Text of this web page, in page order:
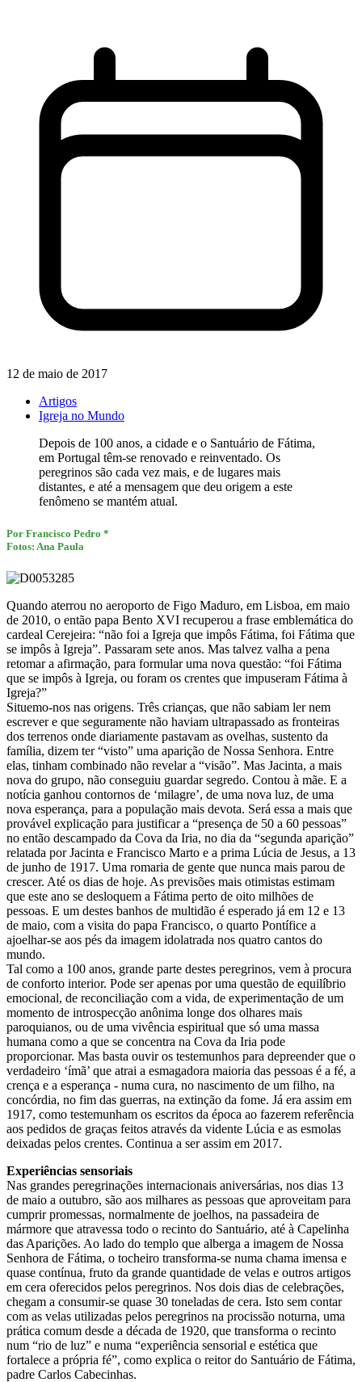
12 de maio de 2017
Artigos
Igreja no Mundo
Depois de 100 anos, a cidade e o Santuário de Fátima,
em Portugal têm-se renovado e reinventado. Os
peregrinos são cada vez mais, e de lugares mais
distantes, e até a mensagem que deu origem a este
fenômeno se mantém atual.
Por Francisco Pedro *
Fotos: Ana Paula
Quando aterrou no aeroporto de Figo Maduro, em Lisboa, em maio
de 2010, o então papa Bento XVI recuperou a frase emblemática do
cardeal Cerejeira: “não foi a Igreja que impôs Fátima, foi Fátima que
se impôs à Igreja”. Passaram sete anos. Mas talvez valha a pena
retomar a afirmação, para formular uma nova questão: “foi Fátima
que se impôs à Igreja, ou foram os crentes que impuseram Fátima à
Igreja?”
Situemo-nos nas origens. Três crianças, que não sabiam ler nem
escrever e que seguramente não haviam ultrapassado as fronteiras
dos terrenos onde diariamente pastavam as ovelhas, sustento da
família, dizem ter “visto” uma aparição de Nossa Senhora. Entre
elas, tinham combinado não revelar a “visão”. Mas Jacinta, a mais
nova do grupo, não conseguiu guardar segredo. Contou à mãe. E a
notícia ganhou contornos de ‘milagre’, de uma nova luz, de uma
nova esperança, para a população mais devota. Será essa a mais que
provável explicação para justificar a “presença de 50 a 60 pessoas”
no então descampado da Cova da Iria, no dia da “segunda aparição”
relatada por Jacinta e Francisco Marto e a prima Lúcia de Jesus, a 13
de junho de 1917. Uma romaria de gente que nunca mais parou de
crescer. Até os dias de hoje. As previsões mais otimistas estimam
que este ano se desloquem a Fátima perto de oito milhões de
pessoas. E um destes banhos de multidão é esperado já em 12 e 13
de maio, com a visita do papa Francisco, o quarto Pontífice a
ajoelhar-se aos pés da imagem idolatrada nos quatro cantos do
mundo.
Tal como a 100 anos, grande parte destes peregrinos, vem à procura
de conforto interior. Pode ser apenas por uma questão de equilíbrio
emocional, de reconciliação com a vida, de experimentação de um
momento de introspecção anônima longe dos olhares mais
paroquianos, ou de uma vivência espiritual que só uma massa
humana como a que se concentra na Cova da Iria pode
proporcionar. Mas basta ouvir os testemunhos para depreender que o
verdadeiro ‘ímã’ que atrai a esmagadora maioria das pessoas é a fé, a
crença e a esperança - numa cura, no nascimento de um filho, na
concórdia, no fim das guerras, na extinção da fome. Já era assim em
1917, como testemunham os escritos da época ao fazerem referência
aos pedidos de graças feitos através da vidente Lúcia e as esmolas
deixadas pelos crentes. Continua a ser assim em 2017.
Experiências sensoriais
Nas grandes peregrinações internacionais aniversárias, nos dias 13
de maio a outubro, são aos milhares as pessoas que aproveitam para
cumprir promessas, normalmente de joelhos, na passadeira de
mármore que atravessa todo o recinto do Santuário, até à Capelinha
das Aparições. Ao lado do templo que alberga a imagem de Nossa
Senhora de Fátima, o tocheiro transforma-se numa chama imensa e
quase contínua, fruto da grande quantidade de velas e outros artigos
em cera oferecidos pelos peregrinos. Nos dois dias de celebrações,
chegam a consumir-se quase 30 toneladas de cera. Isto sem contar
com as velas utilizadas pelos peregrinos na procissão noturna, uma
prática comum desde a década de 1920, que transforma o recinto
num “rio de luz” e numa “experiência sensorial e estética que
fortalece a própria fé”, como explica o reitor do Santuário de Fátima,
padre Carlos Cabecinhas.